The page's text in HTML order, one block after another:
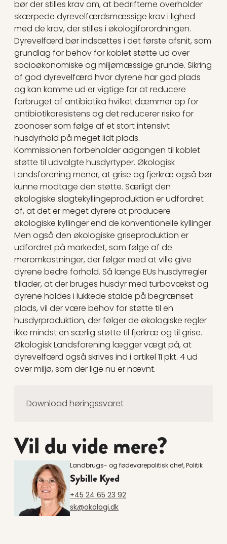
bør der stilles krav om, at bedrifterne overholder
skærpede dyrevelfærdsmæssige krav i lighed
med de krav, der stilles i økologiforordningen.
Dyrevelfærd bør indsættes i det første afsnit, som
grundlag for behov for koblet støtte ud over
socioøkonomiske og miljømæssige grunde. Sikring
af god dyrevelfærd hvor dyrene har god plads
og kan komme ud er vigtige for at reducere
forbruget af antibiotika hvilket dæmmer op for
antibiotikaresistens og det reducerer risiko for
zoonoser som følge af et stort intensivt
husdyrhold på meget lidt plads.
Kommissionen forbeholder adgangen til koblet
støtte til udvalgte husdyrtyper. Økologisk
Landsforening mener, at grise og fjerkræ også bør
kunne modtage den støtte. Særligt den
økologiske slagtekyllingeproduktion er udfordret
af, at det er meget dyrere at producere
økologiske kyllinger end de konventionelle kyllinger.
Men også den økologiske griseproduktion er
udfordret på markedet, som følge af de
meromkostninger, der følger med at ville give
dyrene bedre forhold. Så længe EUs husdyrregler
tillader, at der bruges husdyr med turbovækst og
dyrene holdes i lukkede stalde på begrænset
plads, vil der være behov for støtte til en
husdyrproduktion, der følger de økologiske regler
ikke mindst en særlig støtte til fjerkræ og til grise.
Økologisk Landsforening lægger vægt på, at
dyrevelfærd også skrives ind i artikel 11 pkt. 4 ud
over miljø, som der lige nu er nævnt.
Download høringssvaret
Vil du vide mere?
Landbrugs- og fødevarepolitisk chef, Politik
Sybille Kyed
+45 24 65 23 92
sk@okologi.dk